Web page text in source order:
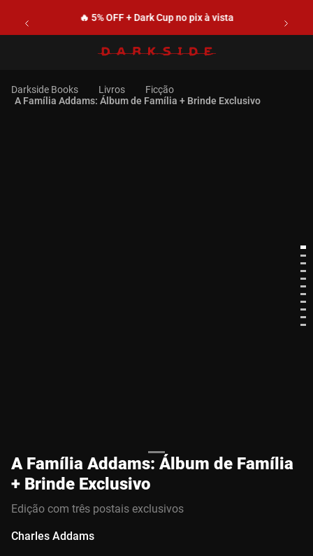
🔥 5% OFF + Dark Cup no pix à vista
Livros
Ficção
A Família Addams: Álbum de Família + Brinde Exclusivo
A Família Addams: Álbum de Família
+ Brinde Exclusivo
Edição com três postais exclusivos
Charles Addams